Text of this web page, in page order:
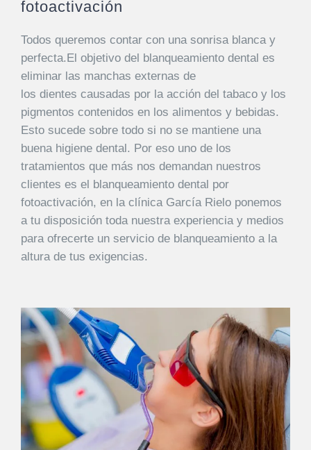
ESPECIALIDADES
MAXILOFACIAL
ARTÍCULOS
fotoactivación
Todos queremos contar con una sonrisa blanca y
perfecta.El objetivo del blanqueamiento dental es
eliminar las manchas externas de
los dientes causadas por la acción del tabaco y los
pigmentos contenidos en los alimentos y bebidas.
Esto sucede sobre todo si no se mantiene una
buena higiene dental. Por eso uno de los
tratamientos que más nos demandan nuestros
clientes es el blanqueamiento dental por
fotoactivación, en la clínica García Rielo ponemos
a tu disposición toda nuestra experiencia y medios
para ofrecerte un servicio de blanqueamiento a la
altura de tus exigencias.